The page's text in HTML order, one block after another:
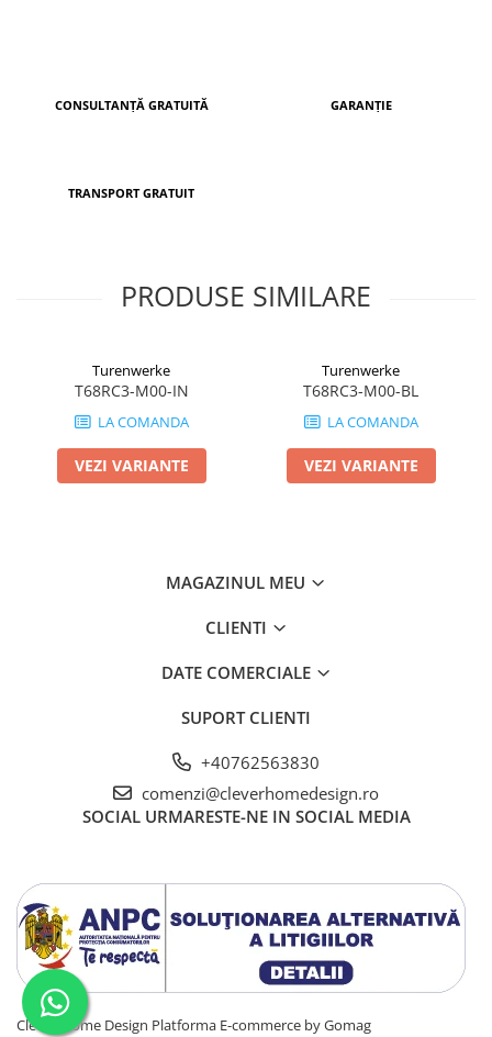
CONSULTANȚĂ GRATUITĂ GARANȚIE
TRANSPORT GRATUIT
PRODUSE SIMILARE
Turenwerke
T68RC3-M00-IN
LA COMANDA
VEZI VARIANTE
Turenwerke
T68RC3-M00-BL
LA COMANDA
VEZI VARIANTE
MAGAZINUL MEU
CLIENTI
DATE COMERCIALE
SUPORT CLIENTI
+40762563830
comenzi@cleverhomedesign.ro
SOCIAL URMARESTE-NE IN SOCIAL MEDIA
Clever Home Design Platforma E-commerce by Gomag